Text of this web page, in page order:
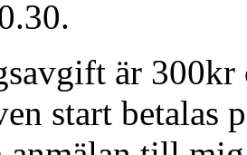
är
start betalas